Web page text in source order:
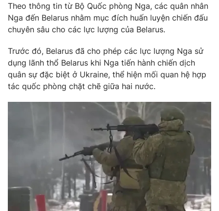
Thế giới đó đây
Câu chuyện quốc tế
Tài chính
Thị trường
Góc doanh nghiệp
Dữ liệu và đời sống
Truyền hình
Phim VTV
Hậu trường
Giải trí
Điện ảnh
Chất lượng cuộc sống
Học trực tuyến
Hitech Công nghệ tương lai
Sản phẩm
Giao lưu trực tuyến
Theo thông tin từ Bộ Quốc phòng Nga, các quân nhân
Nga đến Belarus nhằm mục đích huấn luyện chiến đấu
chuyên sâu cho các lực lượng của Belarus.
Trước đó, Belarus đã cho phép các lực lượng Nga sử
dụng lãnh thổ Belarus khi Nga tiến hành chiến dịch
quân sự đặc biệt ở Ukraine, thể hiện mối quan hệ hợp
tác quốc phòng chặt chẽ giữa hai nước.